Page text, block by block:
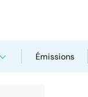
Émissions